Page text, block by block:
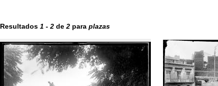
Resultados 1 - 2 de 2 para plazas